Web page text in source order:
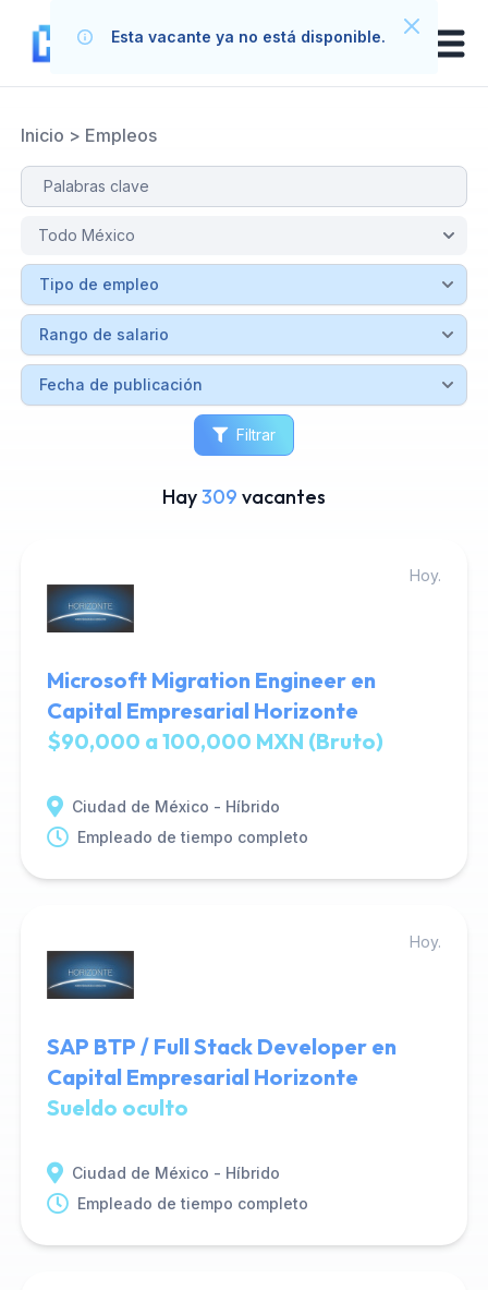
Inicio > Empleos
Filtrar
Hay309 vacantes
Hoy.
Microsoft Migration Engineer en
Capital Empresarial Horizonte
$90,000 a 100,000 MXN (Bruto)
Ciudad de México - Híbrido
Empleado de tiempo completo
Hoy.
SAP BTP / Full Stack Developer en
Capital Empresarial Horizonte
Sueldo oculto
Ciudad de México - Híbrido
Empleado de tiempo completo
Esta vacante ya no está disponible.